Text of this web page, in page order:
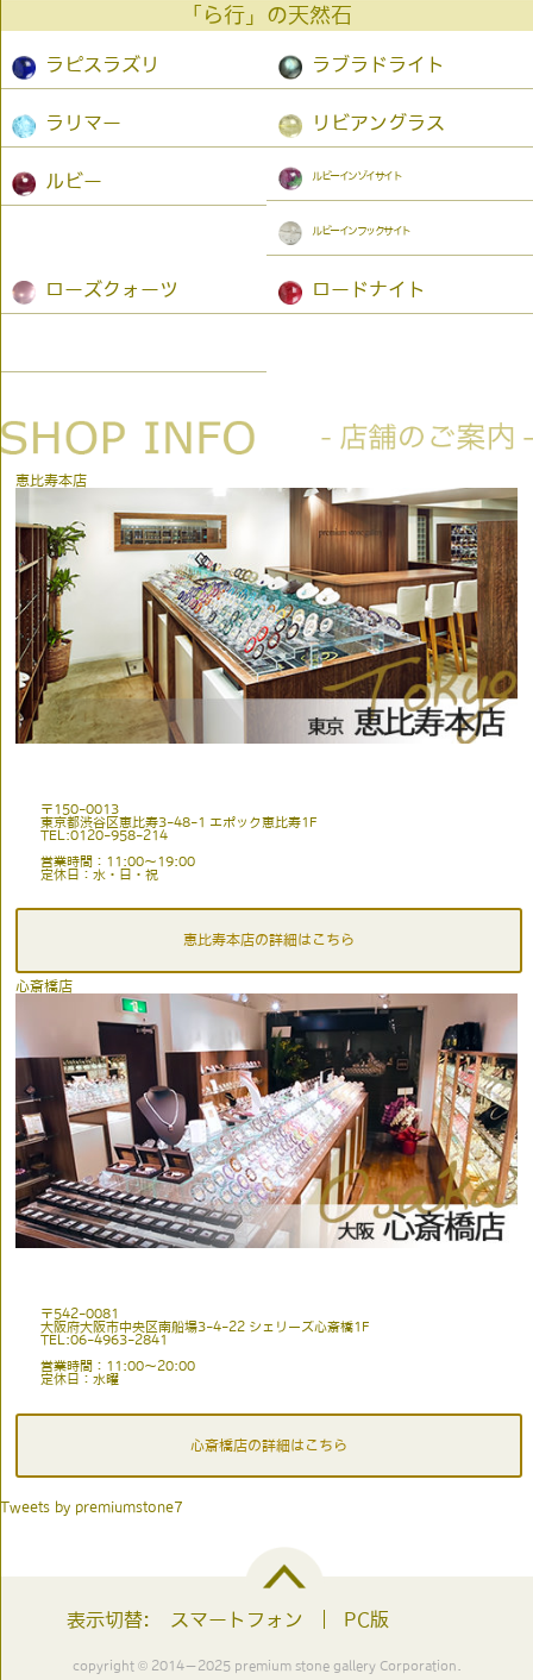
「ら行」の天然石
ラピスラズリ ラブラドライト
ラリマー リビアングラス
ルビー ルビーインゾイサイト
ルビーインフックサイト
ローズクォーツ ロードナイト
恵比寿本店
〒150-0013
東京都渋谷区恵比寿3-48-1 エポック恵比寿1F
TEL:0120-958-214
営業時間：11:00〜19:00
定休日：水・日・祝
恵比寿本店の詳細はこちら
心斎橋店
〒542-0081
大阪府大阪市中央区南船場3-4-22 シェリーズ心斎橋1F
TEL:06-4963-2841
営業時間：11:00〜20:00
定休日：水曜
心斎橋店の詳細はこちら
Tweets by premiumstone7
表示切替: スマートフォン PC版
copyright © 2014－2025 premium stone gallery Corporation.